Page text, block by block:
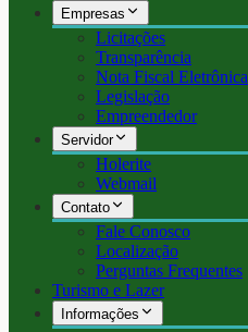
Empresas
Licitações
Transparência
Nota Fiscal Eletrônica
Legislação
Empreendedor
Servidor
Holerite
Webmail
Contato
Fale Conosco
Localização
Perguntas Frequentes
Turismo e Lazer
Informações